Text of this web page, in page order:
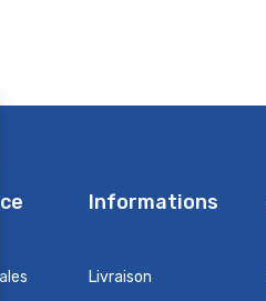
Informations
Livraison